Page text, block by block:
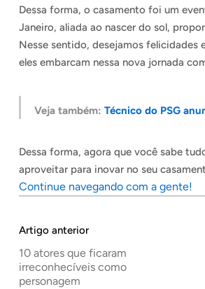
Dessa forma, o casamento foi um
Janeiro, aliada ao nascer do sol,
Nesse sentido, desejamos felicidades
eles embarcam nessa nova jornada
Veja também: Técnico do PSG
Dessa forma, agora que você sabe
aproveitar para inovar no seu
Continue navegando com a gente!
Artigo anterior
10 atores que ficaram
irreconhecíveis como
personagem